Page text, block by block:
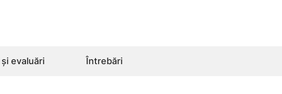
evaluări Întrebări